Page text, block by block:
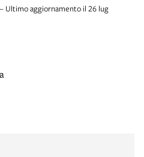
Ultimo aggiornamento il 26 lug